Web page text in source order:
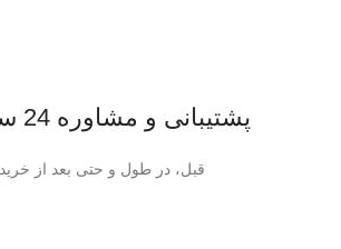
پشتیبانی و مشاوره 24 ساعته
قبل، در طول و حتی بعد از خرید